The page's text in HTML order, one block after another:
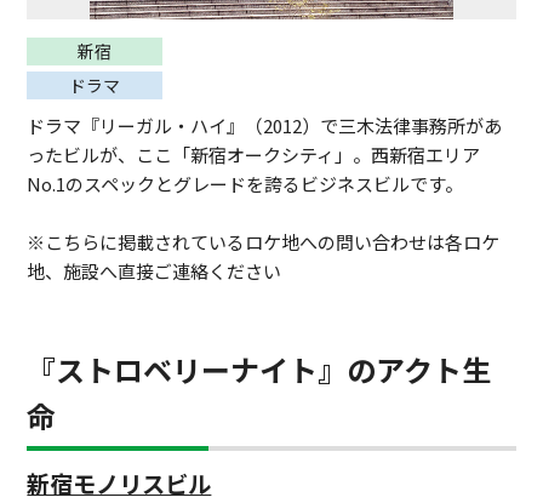
新宿
ドラマ
ドラマ『リーガル・ハイ』（2012）で三木法律事務所があ
ったビルが、ここ「新宿オークシティ」。西新宿エリア
No.1のスペックとグレードを誇るビジネスビルです。
※こちらに掲載されているロケ地への問い合わせは各ロケ
地、施設へ直接ご連絡ください
『ストロベリーナイト』のアクト生
命
新宿モノリスビル